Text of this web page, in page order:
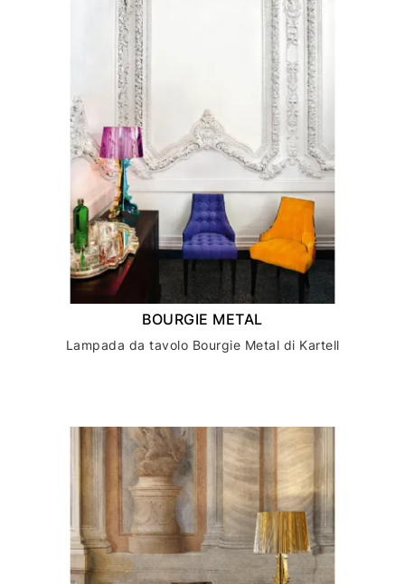
BOURGIE METAL
Lampada da tavolo Bourgie Metal di Kartell